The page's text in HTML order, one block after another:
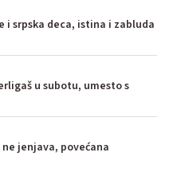
i srpska deca, istina i zabluda
u subotu, umesto s
jenjava, povećana